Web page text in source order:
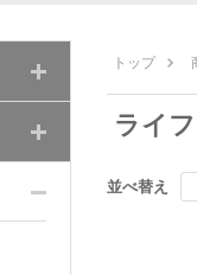
トップ
ライ
並べ替え